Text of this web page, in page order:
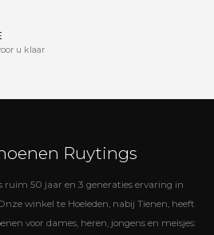
u klaar
Ruytings
ruim 50 jaar en 3 generaties ervaring in
winkel te Hoeleden, nabij Tienen, heeft
voor dames, heren, jongens en meisjes: